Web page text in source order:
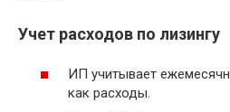
Учет расходов по лизингу
ИП учитывает
как расходы.